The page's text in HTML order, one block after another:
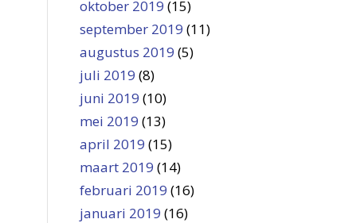
oktober 2019 (15)
september 2019 (11)
augustus 2019 (5)
juli 2019 (8)
juni 2019 (10)
mei 2019 (13)
april 2019 (15)
maart 2019 (14)
februari 2019 (16)
januari 2019 (16)